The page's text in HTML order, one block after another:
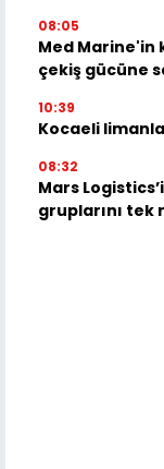
08:05
Med Marine'in
çekiş gücüne
10:39
Kocaeli
08:32
Mars
gruplarını